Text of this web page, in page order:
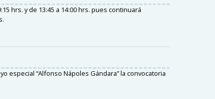
hrs. y de 13:45 a 14:00 hrs. pues continuará
especial “Alfonso Nápoles Gándara” la convocatoria